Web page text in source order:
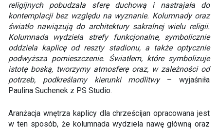
religijnych pobudzała sferę duchową i nastrajała do
kontemplacji bez względu na wyznanie. Kolumnady oraz
światło nawiązują do architektury sakralnej wielu religii.
Kolumnada wydziela strefy funkcjonalne, symbolicznie
oddziela kaplicę od reszty stadionu, a także optycznie
podwyższa pomieszczenie. Światłem, które symbolizuje
istotę boską, tworzymy atmosferę oraz, w zależności od
potrzeb, podkreślamy kierunki modlitwy– wyjaśniła
Paulina Suchenek z PS Studio.
Aranżacja wnętrza kaplicy dla chrześcijan opracowana jest
w ten sposób, że kolumnada wydziela nawę główną oraz